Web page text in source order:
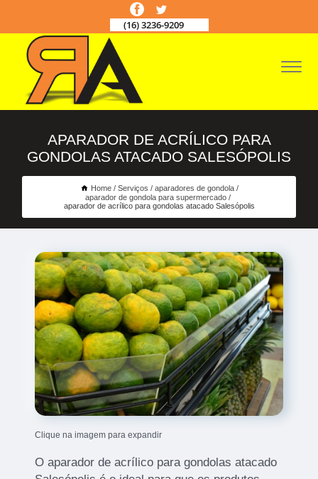
(16) 3236-9209
APARADOR DE ACRÍLICO PARA
GONDOLAS ATACADO SALESÓPOLIS
Home Serviços
aparadores de gondola
aparador de gondola para supermercado
aparador de acrílico para gondolas atacado Salesópolis
Clique na imagem para expandir
O aparador de acrílico para gondolas atacado